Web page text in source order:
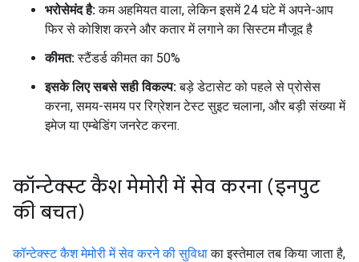
भरोसेमंद है:कम अहमियत वाला, लेकिन इसमें 24 घंटे में अपने-आप
फिर से कोशिश करने और कतार में लगाने का सिस्टम मौजूद है
कीमत:स्टैंडर्ड कीमत का 50%
इसके लिए सबसे सही विकल्प:बड़े डेटासेट को पहले से प्रोसेस
करना, समय-समय पर रिग्रेशन टेस्ट सुइट चलाना, और बड़ी संख्या में
इमेज या एम्बेडिंग जनरेट करना.
कॉन्टेक्स्ट कैश मेमोरी में सेव करना (इनपुट
की बचत)
कॉन्टेक्स्ट कैश मेमोरी में सेव करने की सुविधाका इस्तेमाल तब किया जाता है,